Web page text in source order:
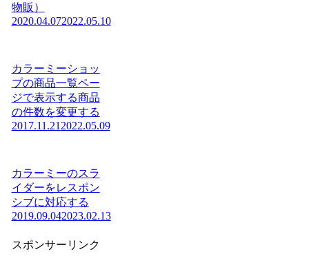
物販）
2020.04.072022.05.10
カラーミーショッ
プの商品一覧ペー
ジで表示する商品
の件数を変更する
2017.11.21 2022.05.09
カラーミーのスラ
イダーをレスポン
シブに対応する
2019.09.042023.02.13
スポンサーリンク